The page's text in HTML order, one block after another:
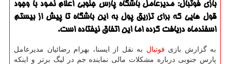
بازی فوتبال: مدیرعامل باشگاه پارس جنوبی اعلام نمود با وجود
قول هایی كه برای تزریق پول به این باشگاه تا پیش از بیستم
اسفندماه دریافت كرده اما این اتفاق نیفتاده است.
به گزارش بازی فوتبال به نقل از ایسنا، بهرام رضائیان مدیرعامل
پارس جنوبی درباره مشكلات مالی نماینده جم در لیگ برتر و اینكه